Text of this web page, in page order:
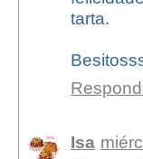
tarta.
Isa